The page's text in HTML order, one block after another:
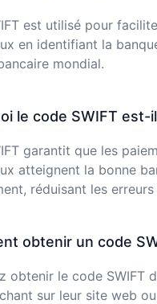
est utilisé pour
en identifiant la
mondial.
le code SWIFT est-
garantit que les
atteignent la bonne
réduisant les
obtenir un code
obtenir le code SWIFT
sur leur site web